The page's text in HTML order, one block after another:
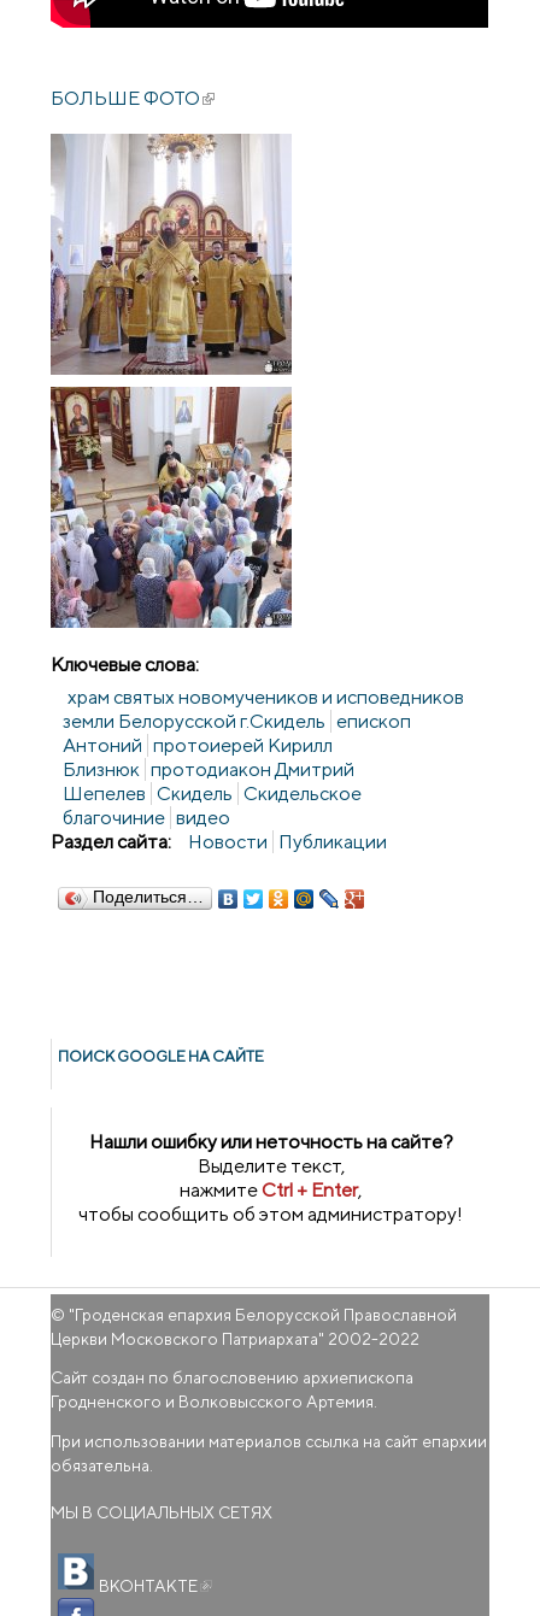
БОЛЬШЕ ФОТО(внешняя ссылка)
Ключевые слова:
храм святых новомучеников и исповедников
земли Белорусской г.Скидель епископ
Антоний протоиерей Кирилл
Близнюк протодиакон Дмитрий
Шепелев Скидель Скидельское
благочиние видео
Раздел сайта:
Новости Публикации
Поделиться…
ПОИСК GOОGLE НА САЙТЕ
Нашли ошибку или неточность на сайте?
Выделите текст,
нажмитеCtrl + Enter,
чтобы сообщить об этом администратору!
© "Гроденская епархия Белорусской Православной
Церкви Московского Патриархата" 2002-2022
Сайт создан по благословению архиепископа
Гродненского и Волковысского Артемия.
При использовании материалов ссылка на сайт епархии
обязательна.
МЫ В СОЦИАЛЬНЫХ СЕТЯХ
ВКОНТАКТЕ